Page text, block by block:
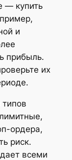
— купить
и
прибыль.
их
ордера,
риск.
всеми